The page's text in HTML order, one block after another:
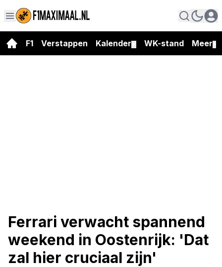
F1 Verstappen Kalender WK-stand Meer
Ferrari verwacht spannend
weekend in Oostenrijk: 'Dat
zal hier cruciaal zijn'